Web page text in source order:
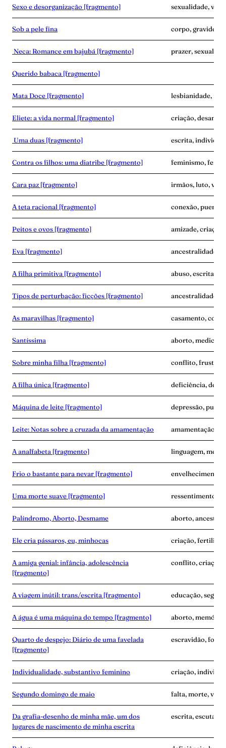
Sexo e desorganização [fragmento] sexualidade,
Sob a pele fina corpo, gravidez,
Neca: Romance em bajubá [fragmento] prazer,
Querido babaca [fragmento]
Mata Doce [fragmento] lesbianidade,
Eliete: a vida normal [fragmento] criação,
Uma duas [fragmento] escrita,
Contra os filhos: uma diatribe [fragmento] feminismo,
Cara paz [fragmento] irmãos, luto,
A teta racional [fragmento] conexão,
Peitos e ovos [fragmento] amizade,
Eva [fragmento] ancestralidade,
A filha primitiva [fragmento] abuso, escrita,
Tipos de perturbação: ficções [fragmento] ancestralidade,
As maravilhas [fragmento] casamento,
Santíssima aborto,
Sobre minha filha [fragmento] conflito,
A filha única [fragmento] deficiência,
Máquina de leite [fragmento] depressão,
Leite: Notas sobre a cruzada da amamentação amamentação,
A analfabeta [fragmento] linguagem,
Frio o bastante para nevar [fragmento] envelhecimento,
Uma morte suave [fragmento] ressentimento,
Palíndromo, Aborto, Desmame aborto,
Ele cria pássaros, eu, minhocas criação,
A amiga genial: infância, adolescência
[fragmento]
conflito, criação,
A viagem inútil: trans/escrita [fragmento] educação,
A água é uma máquina do tempo [fragmento] aborto,
Quarto de despejo: Diário de uma favelada
[fragmento]
escravidão,
Individualidade, substantivo feminino criação,
Segundo domingo de maio falta, morte,
Da grafia-desenho de minha mãe, um dos
lugares de nascimento de minha escrita
escrita, escuta,